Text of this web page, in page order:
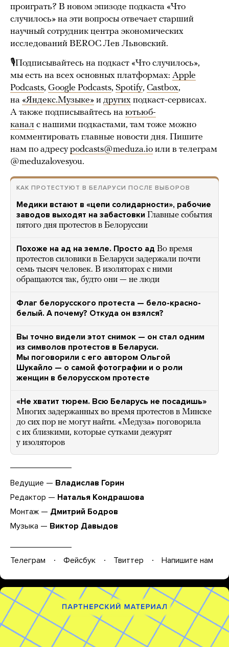
проиграть? В новом эпизоде подкаста «Что
случилось» на эти вопросы отвечает старший
научный сотрудник центра экономических
исследований BEROC Лев Львовский.
🎙Подписывайтесь на подкаст «Что случилось»,
мы есть на всех основных платформах: Apple
Podcasts, Google Podcasts, Spotify, Castbox,
на «Яндекс.Музыке» и других подкаст-сервисах.
А также подписывайтесь на ютьюб-
канал с нашими подкастами, там тоже можно
комментировать главные новости дня. Пишите
нам по адресуpodcasts@meduza.io или в телеграм
@meduzalovesyou.
КАК ПРОТЕСТУЮТ В БЕЛАРУСИ ПОСЛЕ ВЫБОРОВ
Медики встают в «цепи солидарности», рабочие
заводов выходят на забастовки Главные события
пятого дня протестов в Белоруссии
Похоже на ад на земле. Просто ад Во время
протестов силовики в Беларуси задержали почти
семь тысяч человек. В изоляторах с ними
обращаются так, будто они — не люди
Флаг белорусского протеста — бело-красно-
белый. А почему? Откуда он взялся?
Вы точно видели этот снимок — он стал одним
из символов протестов в Беларуси.
Мы поговорили с его автором Ольгой
Шукайло — о самой фотографии и о роли
женщин в белорусском протесте
«Не хватит тюрем. Всю Беларусь не посадишь»
Многих задержанных во время протестов в Минске
до сих пор не могут найти. «Медуза» поговорила
с их близкими, которые сутками дежурят
у изоляторов
Ведущие — Владислав Горин
Редактор — Наталья Кондрашова
Монтаж — Дмитрий Бодров
Музыка — Виктор Давыдов
Телеграм Фейсбук Твиттер Напишите нам